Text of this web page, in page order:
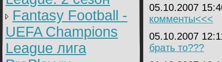
Fantasy Football -
UEFA Champions
League лига
05.10.2007
комменты<<<
05.10.2007
брать то???